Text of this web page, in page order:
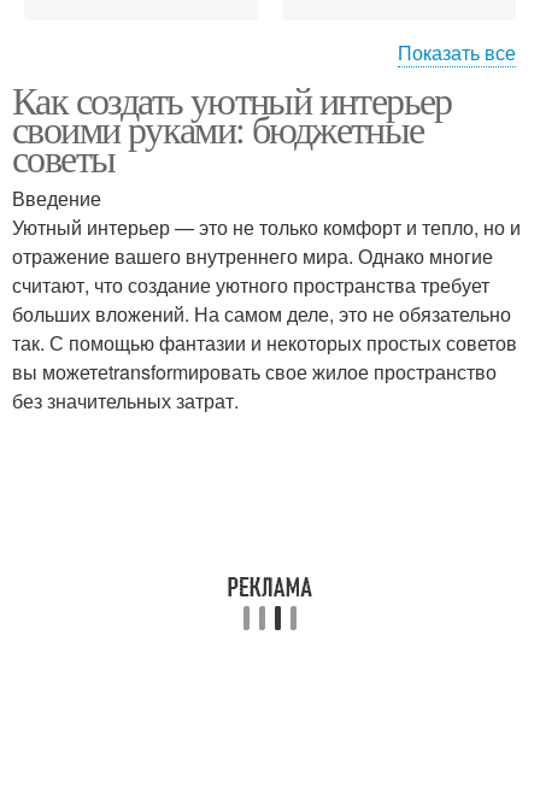
Советы по выбору Советы по созданию
Показать все
Как создать уютный интерьер
своими руками: бюджетные
советы
Введение
Уютный интерьер — это не только комфорт и тепло, но и
отражение вашего внутреннего мира. Однако многие
считают, что создание уютного пространства требует
больших вложений. На самом деле, это не обязательно
так. С помощью фантазии и некоторых простых советов
вы можетеtransformировать свое жилое пространство
без значительных затрат.